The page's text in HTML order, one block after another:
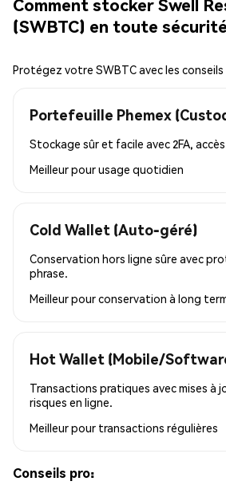
Comment stocker Swell
(SWBTC) en toute sécurité
Protégez votre SWBTC avec les conseils
Portefeuille Phemex
Stockage sûr et facile avec 2FA,
Meilleur pourusage quotidien
Cold Wallet (Auto-géré)
Conservation hors ligne sûre avec
phrase.
Meilleur pourconservation à long
Hot Wallet (Mobile/
Transactions pratiques avec mises à
risques en ligne.
Meilleur pour transactions régulières
Conseils pro: